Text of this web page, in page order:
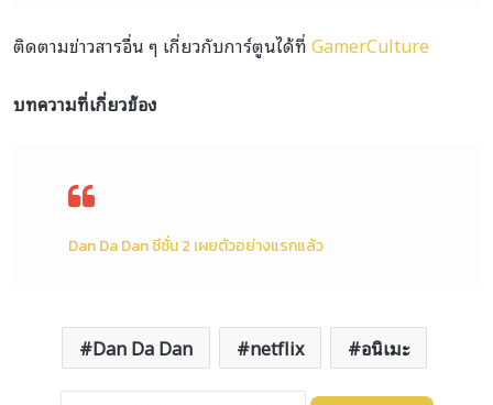
ติดตามข่าวสารอื่น ๆ เกี่ยวกับการ์ตูนได้ที่GamerCulture
บทความที่เกี่ยวข้อง
Dan Da Dan ซีซั่น 2 เผยตัวอย่างแรกแล้ว
Dan Da Dan netflix อนิเมะ